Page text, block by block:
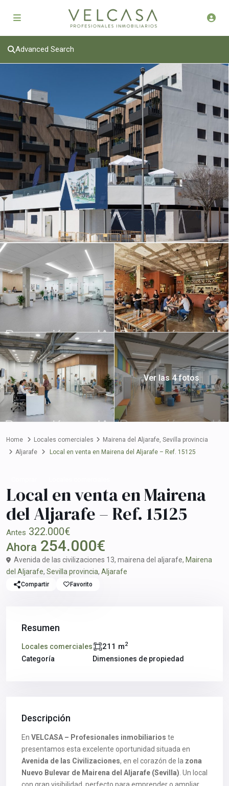
Advanced Search
Ver las 4 fotos
Home Locales comerciales Mairena del Aljarafe, Sevilla provincia
Aljarafe
Local en venta en Mairena del Aljarafe – Ref. 15125
Local en venta en Mairena
del Aljarafe – Ref. 15125
Antes 322.000€
Ahora 254.000€
Avenida de las civilizaciones 13, mairena del aljarafe, Mairena
del Aljarafe, Sevilla provincia, Aljarafe
Compartir Favorito
Resumen
Locales comerciales
Categoría
211 m2
Dimensiones de propiedad
Descripción
En VELCASA – Profesionales inmobiliarios te
presentamos esta excelente oportunidad situada en
Avenida de las Civilizaciones, en el corazón de la zona
Nuevo Bulevar de Mairena del Aljarafe (Sevilla) . Un local